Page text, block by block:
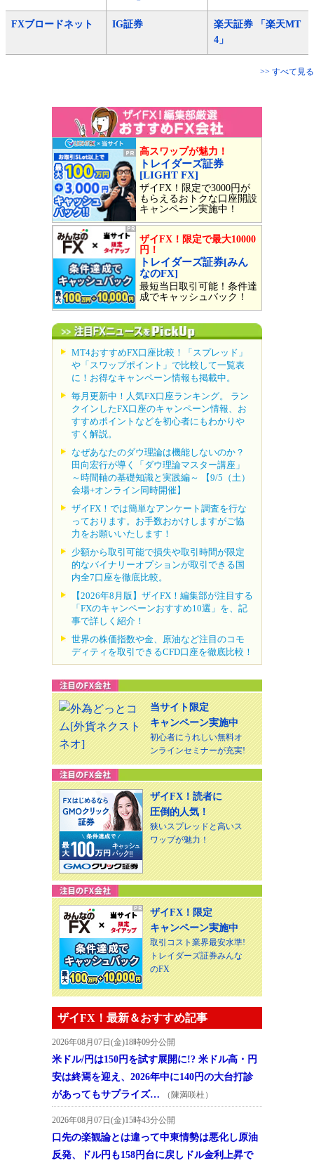
FXブロードネット IG証券
楽天証券 「楽天MT
4」
>> すべて見る
高スワップが魅力！
トレイダーズ証券
[LIGHT FX]
ザイFX！限定で3000円が
もらえるおトクな口座開設
キャンペーン実施中！
ザイFX！限定で最大10000
円！
トレイダーズ証券[みん
なのFX]
最短当日取引可能！条件達
成でキャッシュバック！
MT4おすすめFX口座比較！「スプレッド」
や「スワップポイント」で比較して一覧表
に！お得なキャンペーン情報も掲載中。
毎月更新中！人気FX口座ランキング。 ラン
クインしたFX口座のキャンペーン情報、お
すすめポイントなどを初心者にもわかりや
すく解説。
なぜあなたのダウ理論は機能しないのか？
田向宏行が導く「ダウ理論マスター講座」
～時間軸の基礎知識と実践編～ 【9/5（土）
会場+オンライン同時開催】
ザイFX！では簡単なアンケート調査を行な
っております。お手数おかけしますがご協
力をお願いいたします！
少額から取引可能で損失や取引時間が限定
的なバイナリーオプションが取引できる国
内全7口座を徹底比較。
【2026年8月版】ザイFX！編集部が注目する
「FXのキャンペーンおすすめ10選」を、記
事で詳しく紹介！
世界の株価指数や金、原油など注目のコモ
ディティを取引できるCFD口座を徹底比較！
当サイト限定
キャンペーン実施中
初心者にうれしい無料オ
ンラインセミナーが充実!
ザイFX！読者に
圧倒的人気！
狭いスプレッドと高いス
ワップが魅力！
ザイFX！限定
キャンペーン実施中
取引コスト業界最安水準!
トレイダーズ証券みんな
のFX
ザイFX！最新＆おすすめ記事
2026年08月07日(金)18時09分公開
米ドル/円は150円を試す展開に!? 米ドル高・円
安は終焉を迎え、2026年中に140円の大台打診
があってもサプライズ…
（陳満咲杜）
2026年08月07日(金)15時43分公開
口先の楽観論とは違って中東情勢は悪化し原油
反発、ドル円も158円台に戻しドル金利上昇で